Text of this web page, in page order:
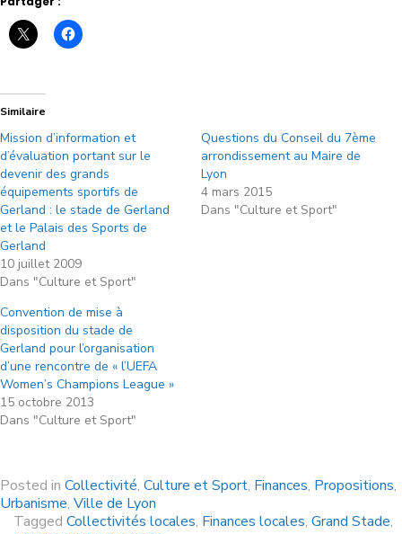
Similaire
Mission d’information et
d’évaluation portant sur le
devenir des grands
équipements sportifs de
Gerland : le stade de Gerland
et le Palais des Sports de
Gerland
10 juillet 2009
Dans "Culture et Sport"
Questions du Conseil du 7ème
arrondissement au Maire de
Lyon
4 mars 2015
Dans "Culture et Sport"
Convention de mise à
disposition du stade de
Gerland pour l’organisation
d’une rencontre de « l’UEFA
Women’s Champions League »
15 octobre 2013
Dans "Culture et Sport"
Posted in Collectivité, Culture et Sport, Finances, Propositions,
Urbanisme, Ville de Lyon
Tagged Collectivités locales, Finances locales, Grand Stade,